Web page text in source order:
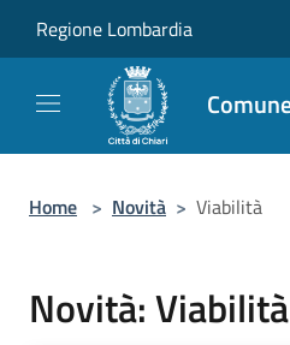
Regione Lombardia
Home > Novità > Viabilità
Novità: Viabilità